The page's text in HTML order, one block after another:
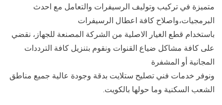
متميزة في تركيب وتوليف الرسيفرات والتعامل مع احدث
البرمجيات،واصلاح كافة اعطال الرسيفرات
باستخدام قطع الغيار الاصلية من الشركة المصنعة للجهاز، نقضي
على كافة مشاكل ضياع القنوات ونقوم بتنزيل كافة الترددات
المجانية أو المشفرة
ونوفر خدمات فني تصليح ستلايت بدقة وجودة عالية جميع مناطق
الشعب السكنية وما حولها بالكويت.